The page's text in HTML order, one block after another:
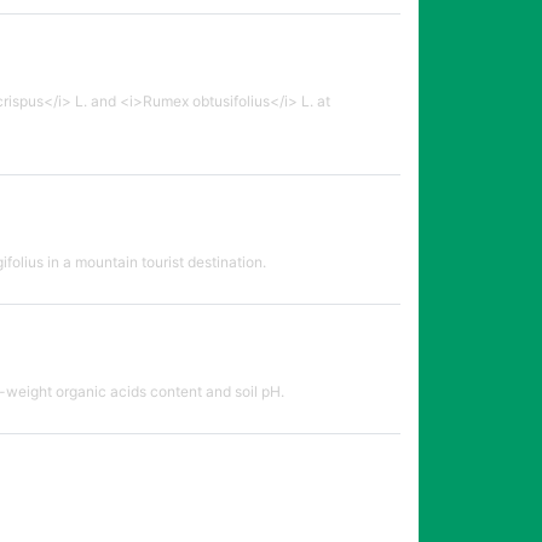
i> L. and <i>Rumex obtusifolius</i> L. at
in a mountain tourist destination.
organic acids content and soil pH.